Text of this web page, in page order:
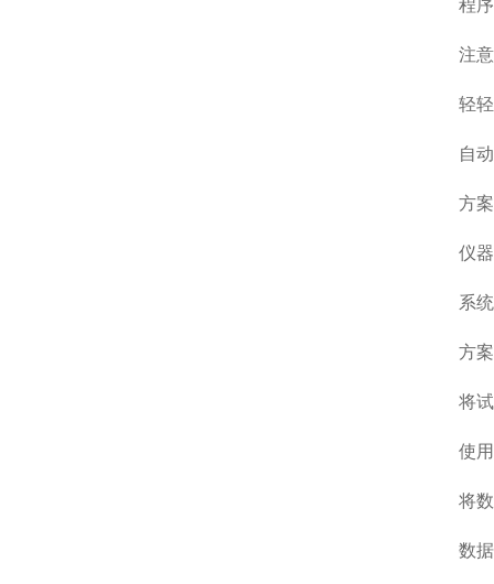
程序
注意：
轻轻抖
自动
方案A
仪器内
系统
方案B
将试
使用仪
将数
数据